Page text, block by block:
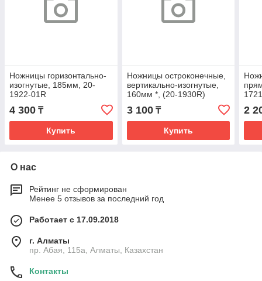
Ножницы горизонтально-
изогнутые, 185мм, 20-
1922-01R
4 300 ₸
Купить
Ножницы остроконечные,
вертикально-изогнутые,
160мм *, (20-1930R)
3 100₸
Купить
2
О нас
Рейтинг не сформирован
Менее 5 отзывов за последний год
Работает с 17.09.2018
г. Алматы
пр. Абая, 115а, Алматы, Казахстан
Контакты